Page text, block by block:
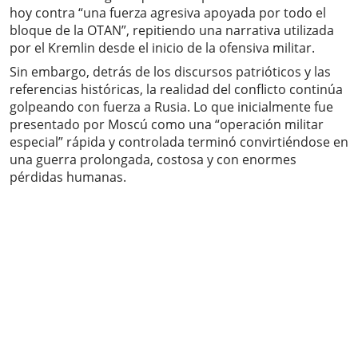
hoy contra “una fuerza agresiva apoyada por todo el
bloque de la OTAN”, repitiendo una narrativa utilizada
por el Kremlin desde el inicio de la ofensiva militar.
Sin embargo, detrás de los discursos patrióticos y las
referencias históricas, la realidad del conflicto continúa
golpeando con fuerza a Rusia. Lo que inicialmente fue
presentado por Moscú como una “operación militar
especial” rápida y controlada terminó convirtiéndose en
una guerra prolongada, costosa y con enormes
pérdidas humanas.